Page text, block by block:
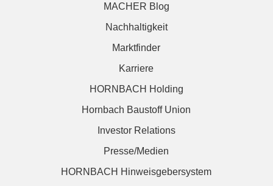
MACHER Blog
Nachhaltigkeit
Marktfinder
Karriere
HORNBACH Holding
Hornbach Baustoff Union
Investor Relations
Presse/Medien
HORNBACH Hinweisgebersystem